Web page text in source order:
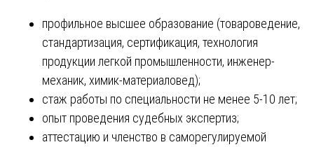
профильное высшее образование (товароведение,
стандартизация, сертификация, технология
продукции легкой промышленности, инженер-
механик, химик-материаловед);
стаж работы по специальности не менее 5-10 лет;
опыт проведения судебных экспертиз;
аттестацию и членство в саморегулируемой